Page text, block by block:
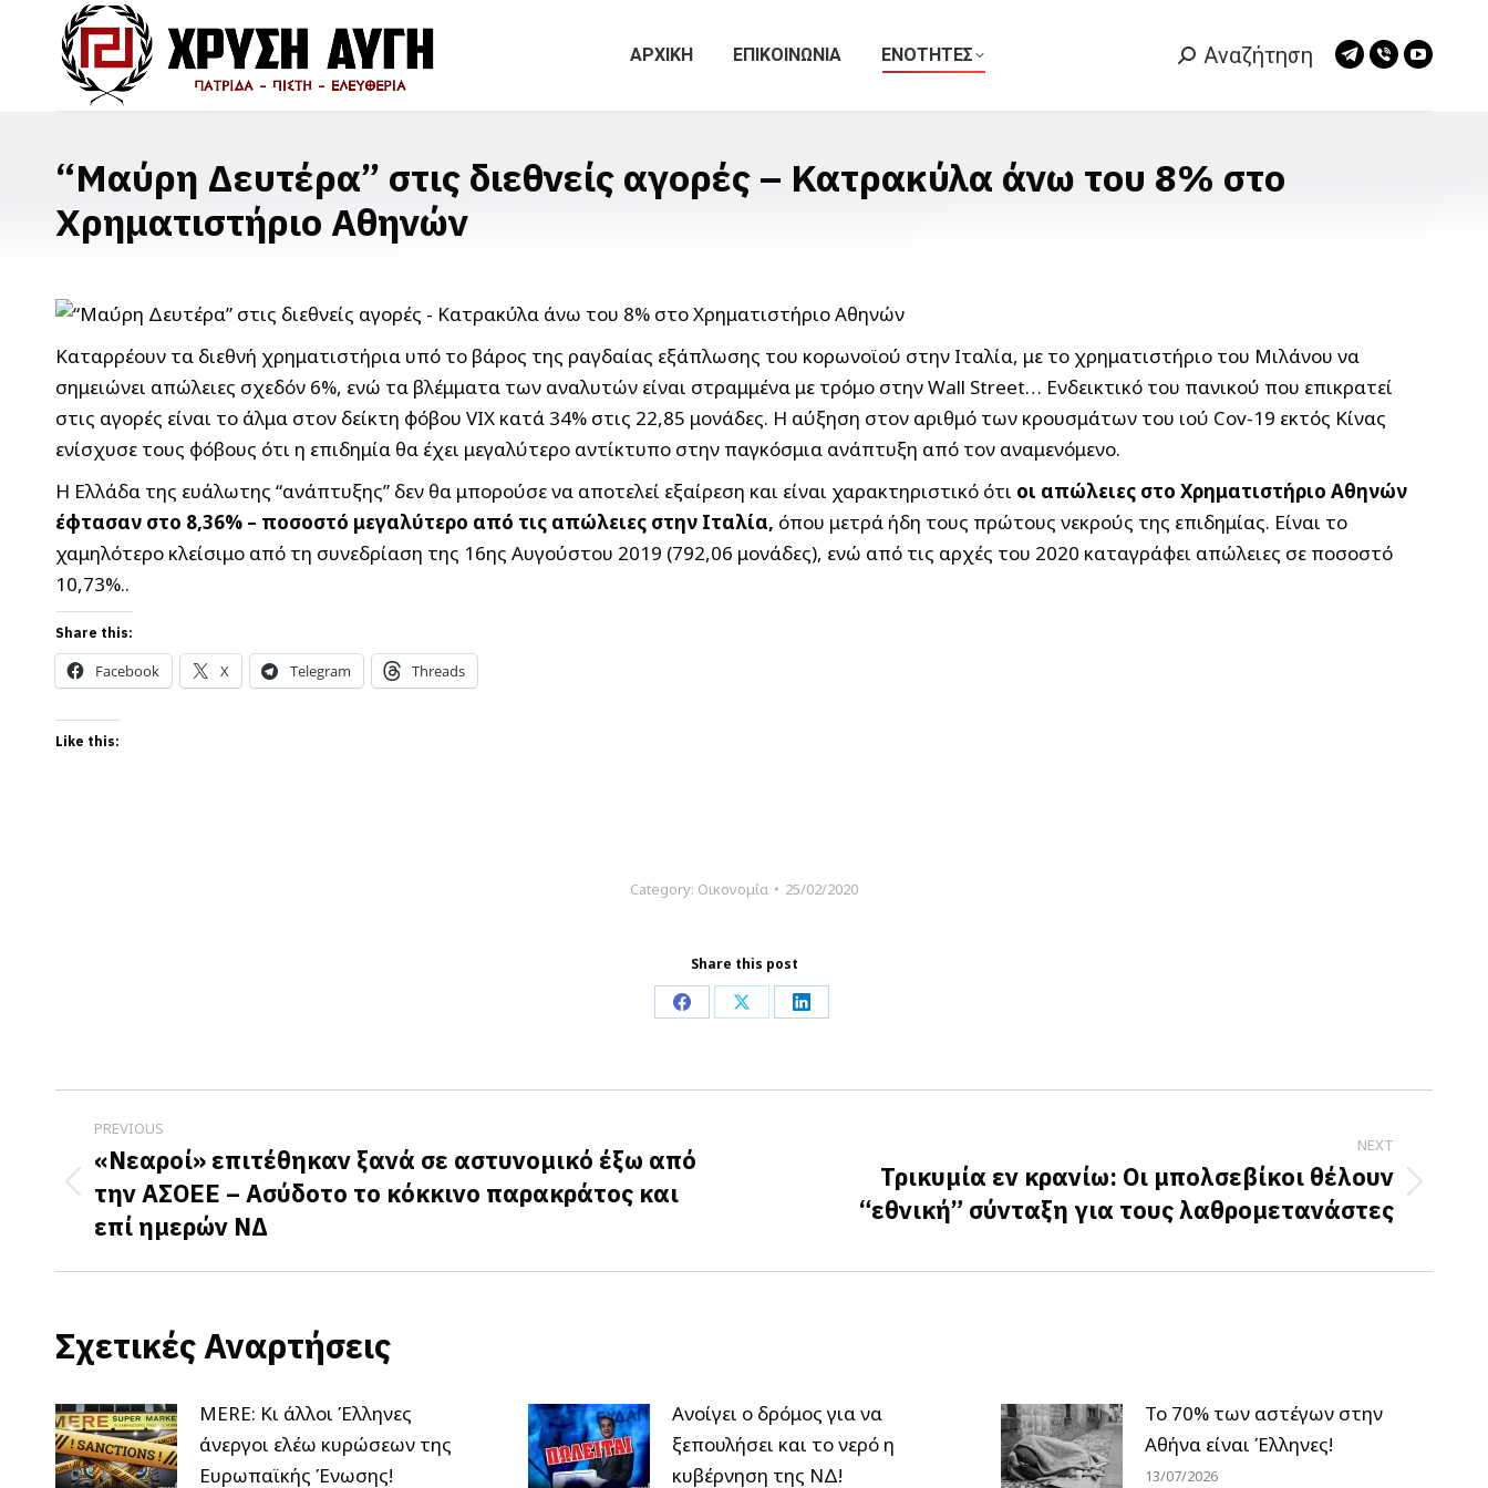
ΑΡΧΙΚΗ ΕΠΙΚΟΙΝΩΝΙΑ ΕΝΟΤΗΤΕΣ Search:
Αναζήτηση
Telegram
Viber
“Μαύρη Δευτέρα” στις διεθνείς αγορές – Κατρακύλα άνω του 8% στο
Χρηματιστήριο Αθηνών
Καταρρέουν τα διεθνή χρηματιστήρια υπό το βάρος της ραγδαίας εξάπλωσης του κορωνοϊού στην Ιταλία, με το χρηματιστήριο του Μιλάνου να
σημειώνει απώλειες σχεδόν 6%, ενώ τα βλέμματα των αναλυτών είναι στραμμένα με τρόμο στην Wall Street… Ενδεικτικό του πανικού που επικρατεί
στις αγορές είναι το άλμα στον δείκτη φόβου VIΧ κατά 34% στις 22,85 μονάδες. Η αύξηση στον αριθμό των κρουσμάτων του ιού Cov-19 εκτός Κίνας
ενίσχυσε τους φόβους ότι η επιδημία θα έχει μεγαλύτερο αντίκτυπο στην παγκόσμια ανάπτυξη από τον αναμενόμενο.
Η Ελλάδα της ευάλωτης “ανάπτυξης” δεν θα μπορούσε να αποτελεί εξαίρεση και είναι χαρακτηριστικό ότι οι απώλειες στο Χρηματιστήριο Αθηνών
έφτασαν στο 8,36% – ποσοστό μεγαλύτερο από τις απώλειες στην Ιταλία, όπου μετρά ήδη τους πρώτους νεκρούς της επιδημίας. Είναι το
χαμηλότερο κλείσιμο από τη συνεδρίαση της 16ης Αυγούστου 2019 (792,06 μονάδες), ενώ από τις αρχές του 2020 καταγράφει απώλειες σε ποσοστό
10,73%..
Share this:
Facebook X Telegram Threads
Like this:
Category: Οικονομία 25/02/2020
Share this post
Share
Facebook
Share
X
Share
LinkedIn
Post
navigation
PREVIOUS
Previous
post:
«Νεαροί» επιτέθηκαν ξανά σε αστυνομικό έξω από
την ΑΣΟΕΕ – Ασύδοτο το κόκκινο παρακράτος και
επί ημερών ΝΔ
NEXT
Τρικυμία εν κρανίω: Οι μπολσεβίκοι θέλουν
“εθνική” σύνταξη για τους λαθρομετανάστες
Σχετικές Αναρτήσεις
MERE: Κι άλλοι Έλληνες
άνεργοι ελέω κυρώσεων της
Ευρωπαϊκής Ένωσης!
Ανοίγει ο δρόμος για να
ξεπουλήσει και το νερό η
κυβέρνηση της ΝΔ!
Το 70% των αστέγων στην
Αθήνα είναι Έλληνες!
13/07/2026